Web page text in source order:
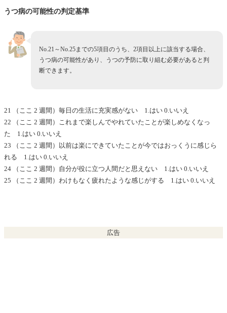
うつ病の可能性の判定基準
No.21～No.25までの5項目のうち、2項目以上に該当する場合、
うつ病の可能性があり、うつの予防に取り組む必要があると判
断できます。
21 （ここ 2 週間）毎日の生活に充実感がない 1.はい 0.いいえ
22 （ここ 2 週間）これまで楽しんでやれていたことが楽しめなくなっ
た 1.はい 0.いいえ
23 （ここ 2 週間）以前は楽にできていたことが今ではおっくうに感じら
れる 1.はい 0.いいえ
24 （ここ 2 週間）自分が役に立つ人間だと思えない 1.はい 0.いいえ
25 （ここ 2 週間）わけもなく疲れたような感じがする 1.はい 0.いいえ
広告